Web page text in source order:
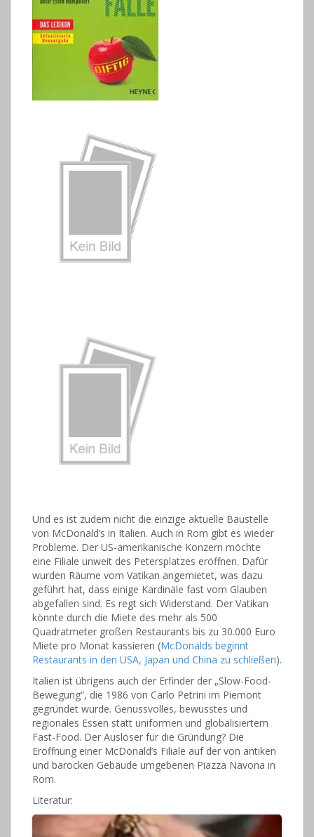
Und es ist zudem nicht die einzige aktuelle Baustelle
von McDonald’s in Italien. Auch in Rom gibt es wieder
Probleme. Der US-amerikanische Konzern möchte
eine Filiale unweit des Petersplatzes eröffnen. Dafür
wurden Räume vom Vatikan angemietet, was dazu
geführt hat, dass einige Kardinäle fast vom Glauben
abgefallen sind. Es regt sich Widerstand. Der Vatikan
könnte durch die Miete des mehr als 500
Quadratmeter großen Restaurants bis zu 30.000 Euro
Miete pro Monat kassieren (McDonalds beginnt
Restaurants in den USA, Japan und China zu schließen).
Italien ist übrigens auch der Erfinder der „Slow-Food-
Bewegung“, die 1986 von Carlo Petrini im Piemont
gegründet wurde. Genussvolles, bewusstes und
regionales Essen statt uniformen und globalisiertem
Fast-Food. Der Auslöser für die Gründung? Die
Eröffnung einer McDonald’s Filiale auf der von antiken
und barocken Gebäude umgebenen Piazza Navona in
Rom.
Literatur: